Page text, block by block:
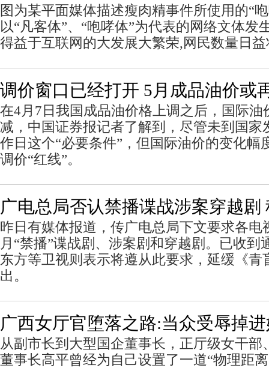
图为某平面媒体描述瘦肉精事件所使用
以“凡客体”、“咆哮体”为代表的网络文体发
得益于互联网的大发展大繁荣,网民数量日
调价窗口已经打开 5月成品油价或
在4月7日我国成品油价格上调之后，国际油
减，中国证券报记者了解到，尽管未到国家
作日这个“必要条件”，但国际油价的变化幅
调价“红线”。
广电总局否认禁播谍战涉案穿越剧
昨日有媒体报道，传广电总局下文要求各电
月“禁播”谍战剧、涉案剧和穿越剧。已收到
东方等卫视则表示将遵从此要求，延缓《青
出。
广西女厅官堕落之路:当众受辱掉
从副市长到大型国企董事长，正厅级女干部
董事长高平曾经为自己设置了一道“物理距